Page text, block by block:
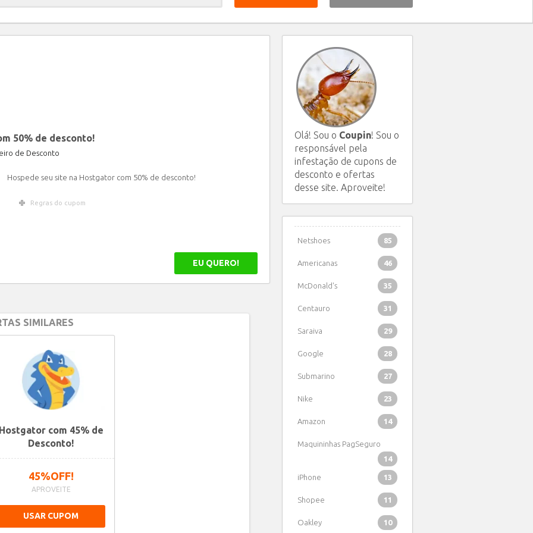
Limpar
50% de desconto!
de Desconto
Hospede seu site na Hostgator com 50% de desconto!
Regras do cupom
EU QUERO!
SIMILARES
com 45% de
Desconto!
45%OFF!
APROVEITE
USAR CUPOM
Olá! Sou o Coupin! Sou o
responsável pela
infestação de cupons de
desconto e ofertas
desse site. Aproveite!
Netshoes 85
Americanas 46
McDonald's 35
Centauro 31
Saraiva 29
Google 28
Submarino 27
Nike 23
Amazon 14
Maquininhas PagSeguro
14
iPhone 13
Shopee 11
Oakley 10